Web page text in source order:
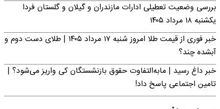
بررسی وضعیت تعطیلی ادارات مازندران و گیلان و گلستان فردا
یکشنبه ۱۸ مرداد ۱۴۰۵
خبر فوری از قیمت طلا امروز شنبه ۱۷ مرداد ۱۴۰۵ | طلای دست دوم و
آبشده چند؟
خبر داغ رسید | مابه‌التفاوت حقوق بازنشستگان کی واریز می‌شود؟ |
تامین اجتماعی پاسخ داد!